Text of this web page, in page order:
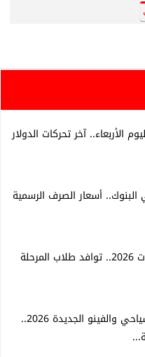
الأربعاء.. آخر تحركات الدولار
البنوك.. أسعار الصرف الرسمية
تنسيق الجامعات 2026.. توافد طلاب المرحلة
أسعار الخبز السياحي والفينو الجديدة 2026..